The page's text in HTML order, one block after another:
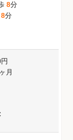
8分
8分
月